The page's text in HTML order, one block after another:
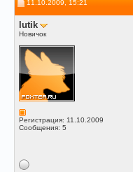
11.10.2009, 15:21
lutik
Новичок
Регистрация: 11.10.2009
Сообщения: 5